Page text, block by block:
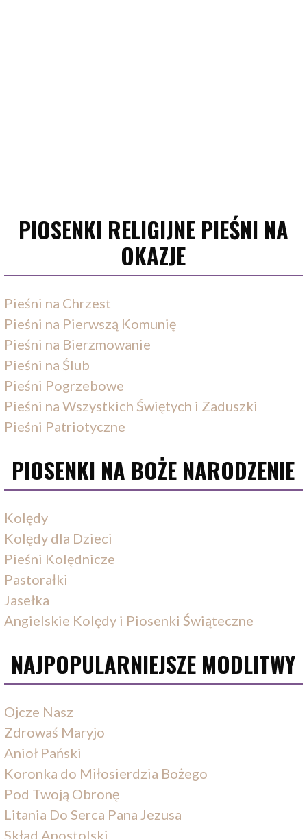
PIOSENKI RELIGIJNE PIEŚNI NA
OKAZJE
Pieśni na Chrzest
Pieśni na Pierwszą Komunię
Pieśni na Bierzmowanie
Pieśni na Ślub
Pieśni Pogrzebowe
Pieśni na Wszystkich Świętych i Zaduszki
Pieśni Patriotyczne
PIOSENKI NA BOŻE NARODZENIE
Kolędy
Kolędy dla Dzieci
Pieśni Kolędnicze
Pastorałki
Jasełka
Angielskie Kolędy i Piosenki Świąteczne
NAJPOPULARNIEJSZE MODLITWY
Ojcze Nasz
Zdrowaś Maryjo
Anioł Pański
Koronka do Miłosierdzia Bożego
Pod Twoją Obronę
Litania Do Serca Pana Jezusa
Skład Apostolski